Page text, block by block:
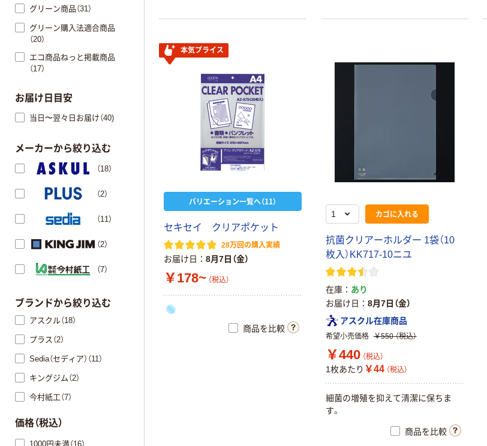
本気プライス
バリエーション一覧へ（11）
セキセイ ク リ アポケ ッ ト
28万回の購入実績
お届け日 8月7日（金）
￥178~ （税込）
商品を比較
カゴに入れる
抗菌ク リ アーホルダー 1袋（10
枚入 ） KK717-10ニユ
在庫
あり
お届け日
8月7日（金）
アスクル在庫商品
希望小売価格 ￥550 （税込）
￥440 （税込）
1枚あたり ￥44 （税込）
細菌の増殖を抑え て清潔に保ち ま
す。
商品を比較
グリーン商品（31）
グリーン購入法適合商品
（20）
エコ商品ねっと掲載商品
（17）
お届け日目安
当日〜翌々日お届け（40)
メーカーから絞り込む
（18）
（2）
（11）
（2）
（7）
ブランドから絞り込む
アスクル（18）
プラス（2）
Sedia（セディア）（11）
キングジム（2）
今村紙工（7）
価格（税込）
1000円未満（16）